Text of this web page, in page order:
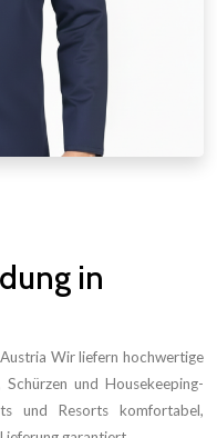
in
Wir liefern hochwertige
und Housekeeping-
und Resorts komfortabel,